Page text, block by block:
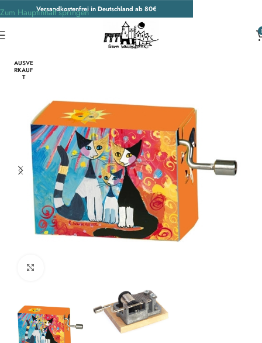
Versandkostenfrei in Deutschland ab 80€
Zum Hauptinhalt springen
Accessoires
AUSVE
RKAUF
T